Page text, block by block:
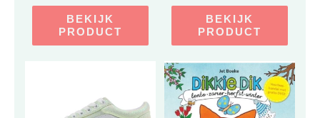
BEKIJK
PRODUCT
BEKIJK
PRODUCT